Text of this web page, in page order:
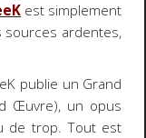
est simplement
sources ardentes,
publie un Grand
Œuvre), un opus
de trop. Tout est